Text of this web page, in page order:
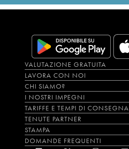
VALUTAZIONE GRATUITA
LAVORA CON NOI
CHI SIAMO?
I NOSTRI IMPEGNI
TARIFFE E TEMPI DI CONSEGNA
TENUTE PARTNER
STAMPA
DOMANDE FREQUENTI